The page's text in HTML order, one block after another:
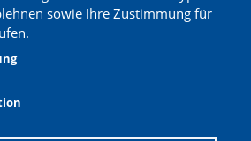
sowie Ihre Zustimmung für